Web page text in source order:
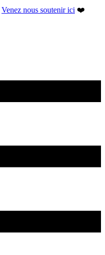
Venez nous soutenir ici ❤️